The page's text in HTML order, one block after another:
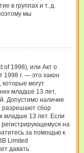
в группах и т. д.
мы
of 1998), или Акт о
1998 г. — это закон
могут
младше 13 лет,
Допустимо наличие
разрешают сбор
младше 13 лет. Если
регистрирующемуся на
за помощью к
Limited
давать